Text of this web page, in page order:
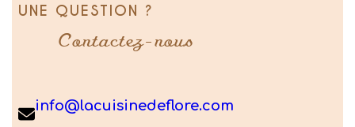
UNE QUESTION ?
Contactez-nous
info@lacuisinedeflore.com